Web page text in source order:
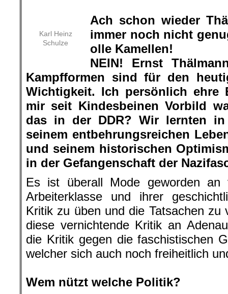
Karl Heinz
Schulze
Ach schon wieder
immer noch nicht
olle Kamellen!
NEIN! Ernst
Kampfformen sind für den
Wichtigkeit. Ich persönlich ehre
mir seit Kindesbeinen Vorbild
das in der DDR? Wir lernten
seinem entbehrungsreichen
und seinem historischen
in der Gefangenschaft der
Es ist überall Mode geworden an
Arbeiterklasse und ihrer
Kritik zu üben und die Tatsachen zu
diese vernichtende Kritik an
die Kritik gegen die faschistischen
welcher sich auch noch freiheitlich
Wem nützt welche Politik?